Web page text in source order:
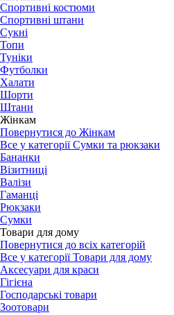
Спортивні костюми
Спортивні штани
Сукні
Топи
Туніки
Футболки
Халати
Шорти
Штани
Жінкам
Повернутися до Жінкам
Все у категорії Сумки та рюкзаки
Бананки
Візитниці
Валізи
Гаманці
Рюкзаки
Сумки
Товари для дому
Повернутися до всіх категорій
Все у категорії Товари для дому
Аксесуари для краси
Гігієна
Господарські товари
Зоотовари